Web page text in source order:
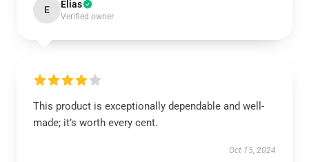
E Elias
Verified owner
This product is exceptionally dependable and well-
made; it’s worth every cent.
Oct 15, 2024